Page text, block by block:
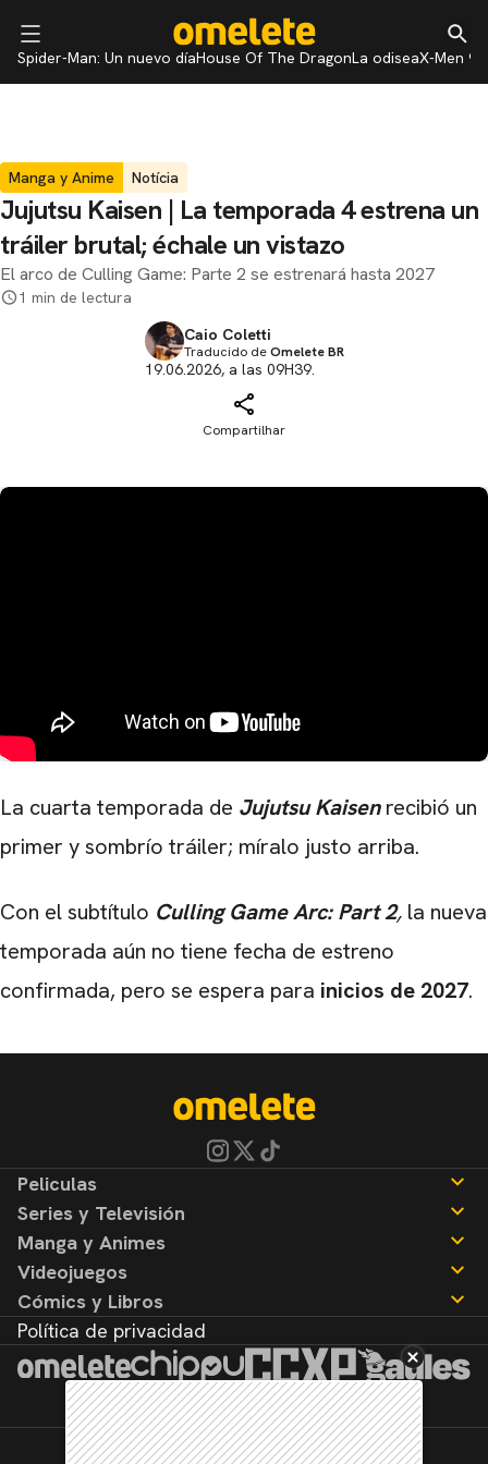
Spider-Man: Un nuevo díaHouse Of The DragonLa odiseaX-Men 97
Manga y Anime Notícia
Jujutsu Kaisen | La temporada 4 estrena un
tráiler brutal; échale un vistazo
El arco de Culling Game: Parte 2 se estrenará hasta 2027
1 min de lectura
Caio Coletti
Traducido deOmelete BR
19.06.2026, a las 09H39.
Compartilhar
La cuarta temporada de Jujutsu Kaisenrecibió un
primer y sombrío tráiler; míralo justo arriba.
Con el subtítulo Culling Game Arc: Part 2, la nueva
temporada aún no tiene fecha de estreno
confirmada, pero se espera para inicios de 2027.
Peliculas
Noticias
Reseñas
Series y Televisión
Noticias
Reseñas
Manga y Animes
Noticias
Reseñas
Videojuegos
Noticias
Reseñas
Cómics y Libros
Noticias
Reseñas
Política de privacidad